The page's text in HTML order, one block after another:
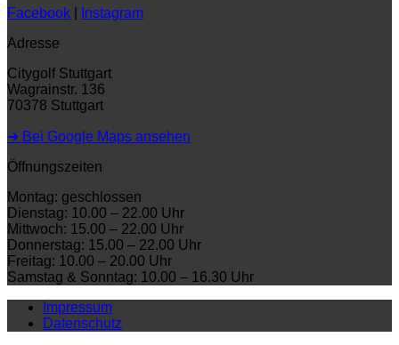
Facebook
Instagram
Adresse
Citygolf Stuttgart
Wagrainstr. 136
70378 Stuttgart
➜ Bei Google Maps ansehen
Öffnungszeiten
Montag: geschlossen
Dienstag: 10.00 – 22.00 Uhr
Mittwoch: 15.00 – 22.00 Uhr
Donnerstag: 15.00 – 22.00 Uhr
Freitag: 10.00 – 20.00 Uhr
Samstag & Sonntag: 10.00 – 16.30 Uhr
Impressum
Datenschutz